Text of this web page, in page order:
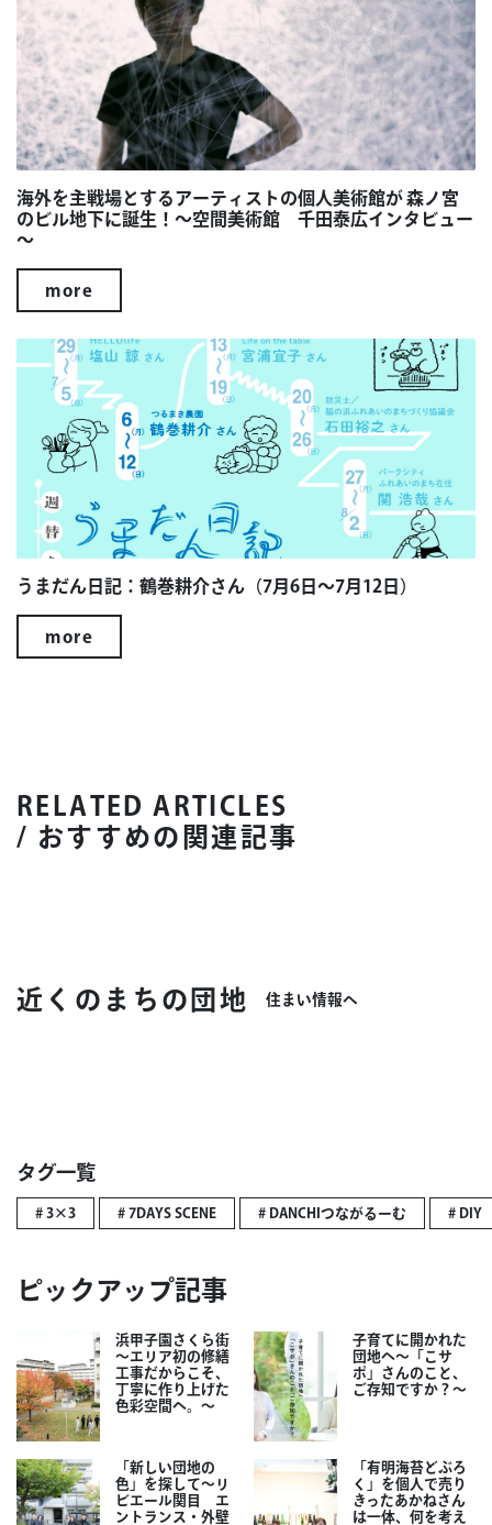
海外を主戦場とするアーティストの個人美術館が 森ノ宮
のビル地下に誕生！～空間美術館 千田泰広インタビュー
～
more
うまだん日記：鶴巻耕介さん（7月6日～7月12日）
more
RELATED ARTICLES
/ おすすめの関連記事
近くのまちの団地 住まい情報へ
タグ一覧
# 3×3 # 7DAYS SCENE # DANCHIつながるーむ # DIY
ピックアップ記事
浜甲子園さくら街
～エリア初の修繕
工事だからこそ、
丁寧に作り上げた
色彩空間へ。～
子育てに開かれた
団地へ～「こサ
ポ」さんのこと、
ご存知ですか？～
「新しい団地の
色」を探して～リ
ビエール関目 エ
ントランス・外壁
「有明海苔どぶろ
く」を個人で売り
きったあかねさん
は一体、何を考え